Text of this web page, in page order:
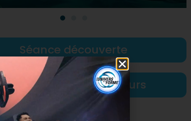
Séance découverte
Voir le planning des cours